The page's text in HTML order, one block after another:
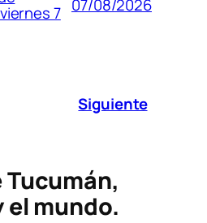
7 07/08/2026
Siguiente
mundo.